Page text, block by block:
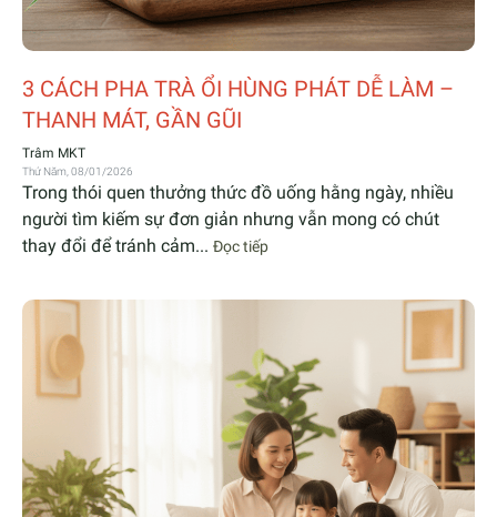
3 CÁCH PHA TRÀ ỔI HÙNG PHÁT DỄ LÀM –
THANH MÁT, GẦN GŨI
Trâm MKT
Thứ Năm, 08/01/2026
Trong thói quen thưởng thức đồ uống hằng ngày, nhiều
người tìm kiếm sự đơn giản nhưng vẫn mong có chút
thay đổi để tránh cảm... Đọc tiếp